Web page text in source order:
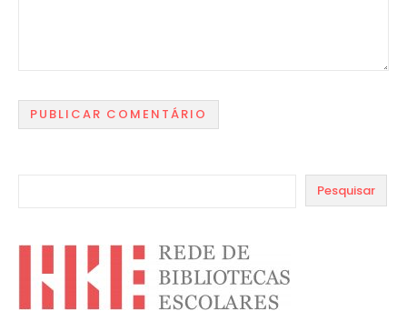
Pesquisar